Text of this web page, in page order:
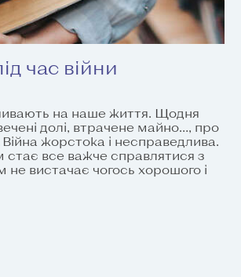
час війни
на наше життя. Щодня
долі, втрачене майно…, про
жорстока і несправедлива.
все важче справлятися з
вистачає чогось хорошого і